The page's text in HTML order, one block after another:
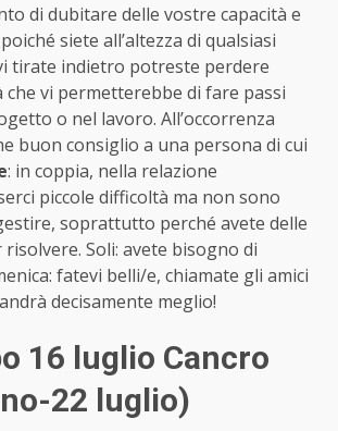
di dubitare delle vostre capacità e
siete all’altezza di qualsiasi
tirate indietro potreste perdere
che vi permetterebbe di fare passi
o nel lavoro. All’occorrenza
buon consiglio a una persona di cui
: in coppia, nella relazione
piccole difficoltà ma non sono
soprattutto perché avete delle
Soli: avete bisogno di
fatevi belli/e, chiamate gli amici
decisamente meglio!
16 luglio Cancro
22 luglio)